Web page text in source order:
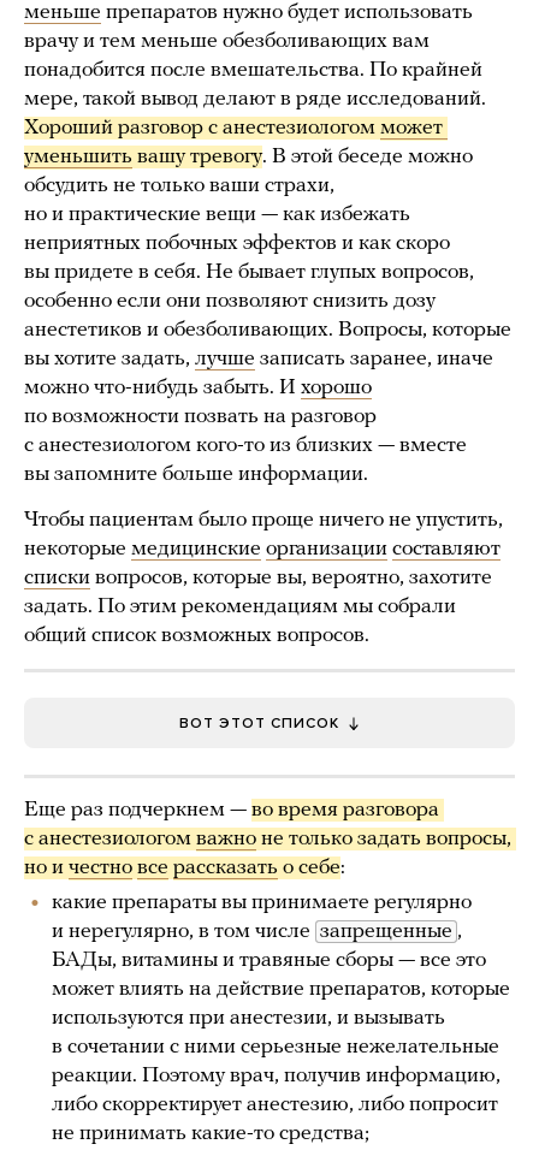
меньше препаратов нужно будет использовать
врачу и тем меньше обезболивающих вам
понадобится после вмешательства. По крайней
мере, такой вывод делают в ряде исследований.
Хороший разговор с анестезиологом может
уменьшить вашу тревогу. В этой беседе можно
обсудить не только ваши страхи,
но и практические вещи — как избежать
неприятных побочных эффектов и как скоро
вы придете в себя. Не бывает глупых вопросов,
особенно если они позволяют снизить дозу
анестетиков и обезболивающих. Вопросы, которые
вы хотите задать, лучше записать заранее, иначе
можно что-нибудь забыть. И хорошо
по возможности позвать на разговор
с анестезиологом кого-то из близких — вместе
вы запомните больше информации.
Чтобы пациентам было проще ничего не упустить,
некоторые медицинские организации составляют
списки вопросов, которые вы, вероятно, захотите
задать. По этим рекомендациям мы собрали
общий список возможных вопросов.
ВОТ ЭТОТ СПИСОК
Еще раз подчеркнем — во время разговора
с анестезиологом важно не только задать вопросы,
но и честно все рассказать о себе:
какие препараты вы принимаете регулярно
и нерегулярно, в том числе запрещенные ,
БАДы, витамины и травяные сборы — все это
может влиять на действие препаратов, которые
используются при анестезии, и вызывать
в сочетании с ними серьезные нежелательные
реакции. Поэтому врач, получив информацию,
либо скорректирует анестезию, либо попросит
не принимать какие-то средства;